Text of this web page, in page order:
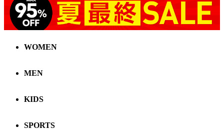
WOMEN
MEN
KIDS
SPORTS